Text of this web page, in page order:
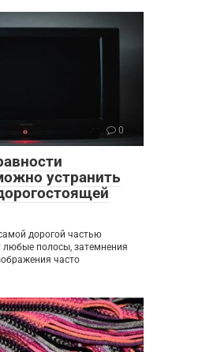
0
устранить
дорогой частью
любые полосы, затемнения
часто